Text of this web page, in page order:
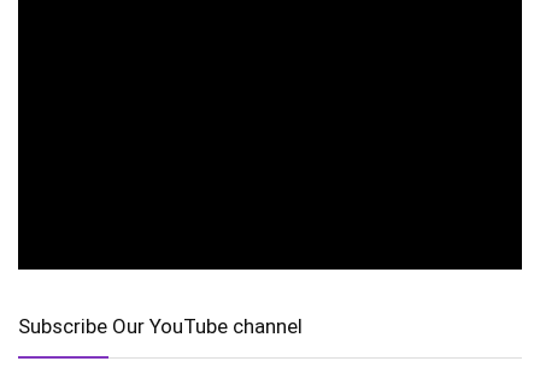
Subscribe Our YouTube channel